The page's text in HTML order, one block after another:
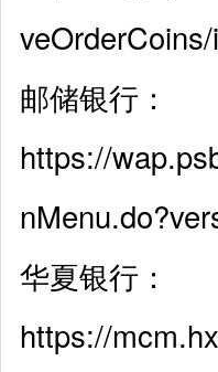
邮储银行：
https://
华夏银行：
https://